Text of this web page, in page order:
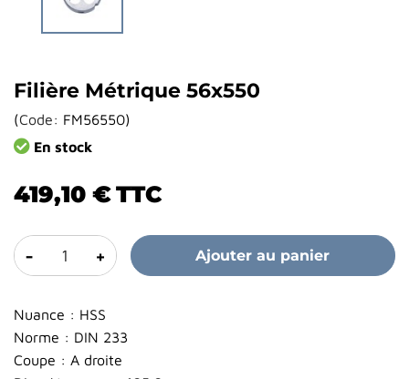
Filière Métrique 56x550
(Code: FM56550)
En stock
419,10 €TTC
- + Ajouter au panier
Nuance : HSS
Norme : DIN 233
Coupe : A droite